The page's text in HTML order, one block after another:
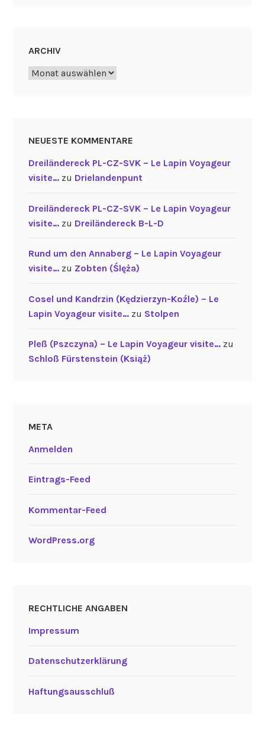
ARCHIV
Archiv
NEUESTE KOMMENTARE
Dreiländereck PL-CZ-SVK – Le Lapin Voyageur
visite…zu Drielandenpunt
Dreiländereck PL-CZ-SVK – Le Lapin Voyageur
visite…zu Dreiländereck B-L-D
Rund um den Annaberg – Le Lapin Voyageur
visite…zu Zobten (Ślęża)
Cosel und Kandrzin (Kędzierzyn-Koźle) – Le
Lapin Voyageur visite…zu Stolpen
Pleß (Pszczyna) – Le Lapin Voyageur visite…zu
Schloß Fürstenstein (Książ)
META
Anmelden
Eintrags-Feed
Kommentar-Feed
WordPress.org
RECHTLICHE ANGABEN
Impressum
Datenschutzerklärung
Haftungsausschluß